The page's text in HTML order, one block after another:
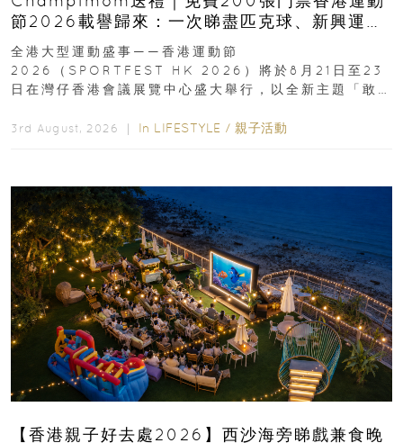
節2026載譽歸來：一次睇盡匹克球、新興運
動、街舞比賽＋逾百運動品牌展覽
全港大型運動盛事——香港運動節
2026（SPORTFEST HK 2026）將於8月21日至23
日在灣仔香港會議展覽中心盛大舉行，以全新主題「敢
3rd August, 2026 ｜ In LIFESTYLE / 親子活動
【香港親子好去處2026】西沙海旁睇戲兼食晚